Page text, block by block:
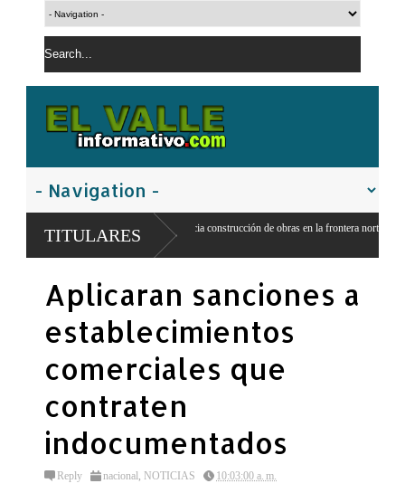
TITULARES
Gobierno inicia construcción de obras en la frontera norte para fortalecer la
seguridad
Aplicaran sanciones a
establecimientos
comerciales que
contraten
indocumentados
Reply nacional, NOTICIAS 10:03:00 a. m.